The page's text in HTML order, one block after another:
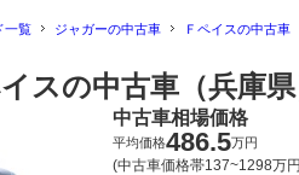
一覧 ジャガーの中古車 Ｆペイスの中古車
スの中古車（兵庫県
中古車相場価格
平均価格486.5万円
(中古車価格帯137~1298万